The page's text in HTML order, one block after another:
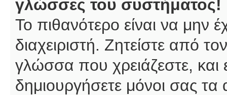
γλώσσες του συστήματος!
Το πιθανότερο είναι να μην
διαχειριστή. Ζητείστε από
γλώσσα που χρειάζεστε, και
δημιουργήσετε μόνοι σας